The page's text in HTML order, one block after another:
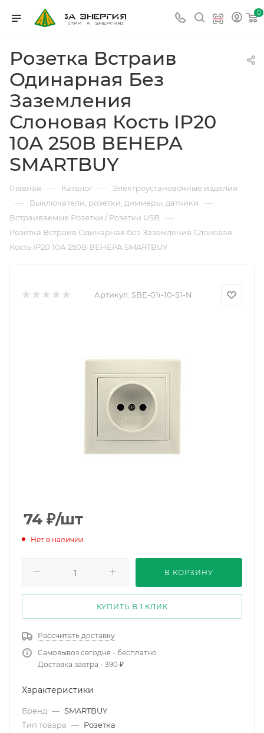
0
Розетка Встраив
Одинарная Без
Заземления
Слоновая Кость IP20
10А 250В ВЕНЕРА
SMARTBUY
Главная — Каталог — Электроустановочные изделия
— Выключатели, розетки, диммеры, датчики —
Встраиваемые Розетки / Розетки USB —
Розетка Встраив Одинарная Без Заземления Слоновая
Кость IP20 10А 250В ВЕНЕРА SMARTBUY
Артикул: SBE-01i-10-S1-N
74 ₽/шт
Нет в наличии
В КОРЗИНУ
КУПИТЬ В 1 КЛИК
Рассчитать доставку
Самовывоз сегодня - бесплатно
Доставка завтра - 390 ₽
Характеристики
Бренд — SMARTBUY
Тип товара — Розетка